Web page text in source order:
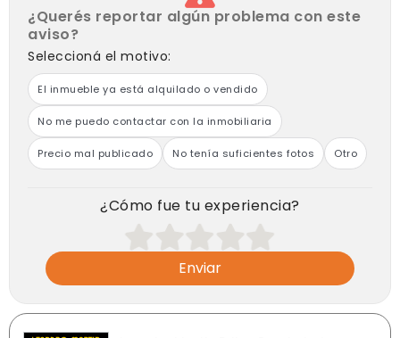
¿Querés reportar algún problema con este
aviso?
Seleccioná el motivo:
El inmueble ya está alquilado o vendido
No me puedo contactar con la inmobiliaria
Precio mal publicado No tenía suficientes fotos Otro
¿Cómo fue tu experiencia?
Enviar